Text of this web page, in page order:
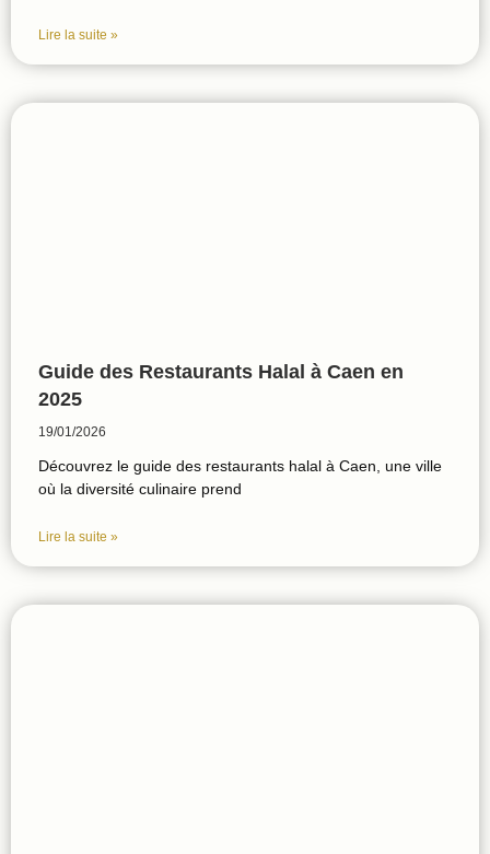
Lire la suite »
Guide des Restaurants Halal à Caen en
2025
19/01/2026
Découvrez le guide des restaurants halal à Caen, une ville
où la diversité culinaire prend
Lire la suite »